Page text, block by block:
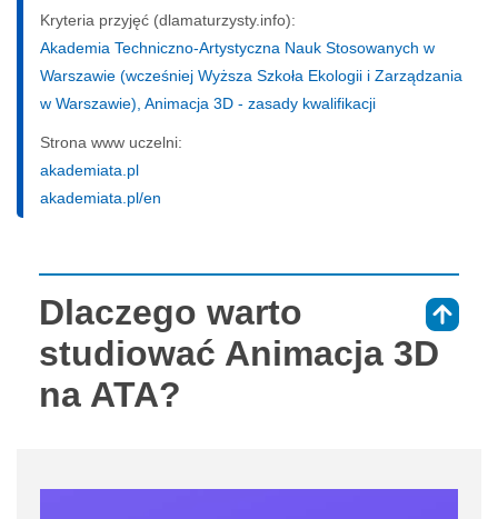
Kryteria przyjęć (dlamaturzysty.info):
Akademia Techniczno-Artystyczna Nauk Stosowanych w
Warszawie (wcześniej Wyższa Szkoła Ekologii i Zarządzania
w Warszawie), Animacja 3D - zasady kwalifikacji
Strona www uczelni:
akademiata.pl
akademiata.pl/en
Dlaczego warto
studiować Animacja 3D
na ATA?